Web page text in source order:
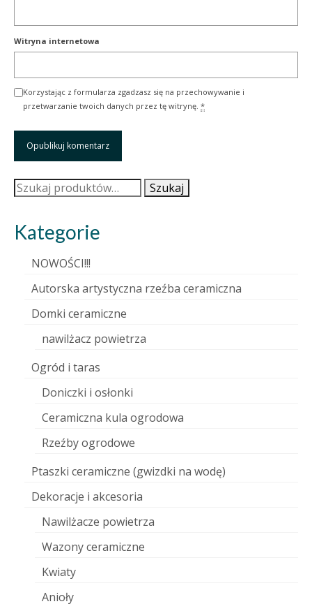
Witryna internetowa
Korzystając z formularza zgadzasz się na przechowywanie i
przetwarzanie twoich danych przez tę witrynę. *
Szukaj: Szukaj
Kategorie
NOWOŚCI!!!
Autorska artystyczna rzeźba ceramiczna
Domki ceramiczne
nawilżacz powietrza
Ogród i taras
Doniczki i osłonki
Ceramiczna kula ogrodowa
Rzeźby ogrodowe
Ptaszki ceramiczne (gwizdki na wodę)
Dekoracje i akcesoria
Nawilżacze powietrza
Wazony ceramiczne
Kwiaty
Anioły